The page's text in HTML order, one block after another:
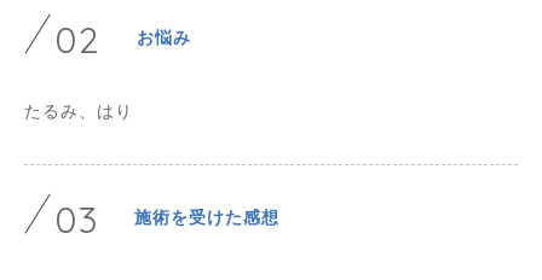
02 お悩み
たるみ、はり
03 施術を受けた感想